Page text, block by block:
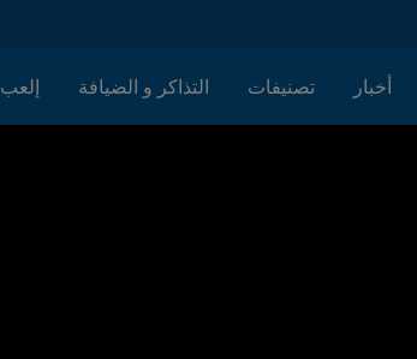
أخبار تصنيفات التذاكر و الضيافة إلعب